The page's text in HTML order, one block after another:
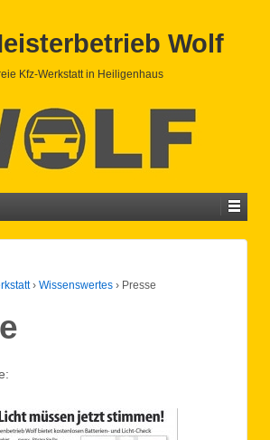
Wolf
Kfz-Werkstatt in Heiligenhaus
› Wissenswertes › Presse